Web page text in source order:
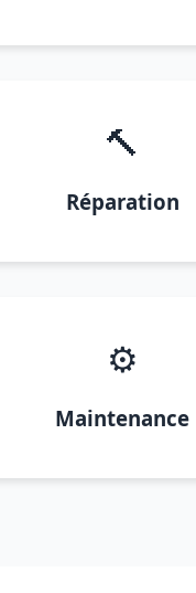
🔨
Réparation
⚙️
Maintenance